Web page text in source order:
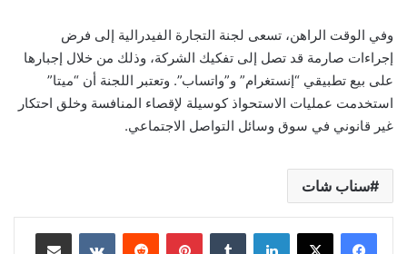
وفي الوقت الراهن، تسعى لجنة التجارة الفيدرالية إلى فرض
إجراءات صارمة قد تصل إلى تفكيك الشركة، وذلك من خلال إجبارها
على بيع تطبيقي “إنستغرام” و”واتساب”. وتعتبر اللجنة أن “ميتا”
استخدمت عمليات الاستحواذ كوسيلة لإقصاء المنافسة وخلق احتكار
غير قانوني في سوق وسائل التواصل الاجتماعي.
سناب شات
لينكدإن بينتيريست مشاركة عبر البريد